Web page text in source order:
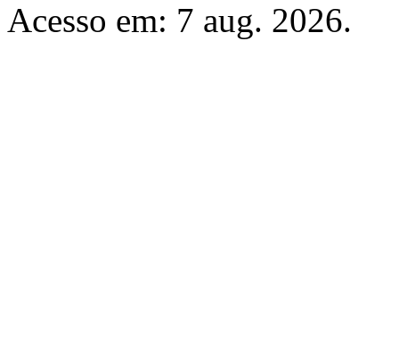
Acesso em: 7 aug. 2026.